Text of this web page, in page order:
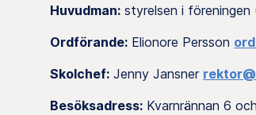
Huvudman: styrelsen i
Ordförande: Elionore Persson
Skolchef: Jenny Jansner
Besöksadress: Kvarnrännan 6